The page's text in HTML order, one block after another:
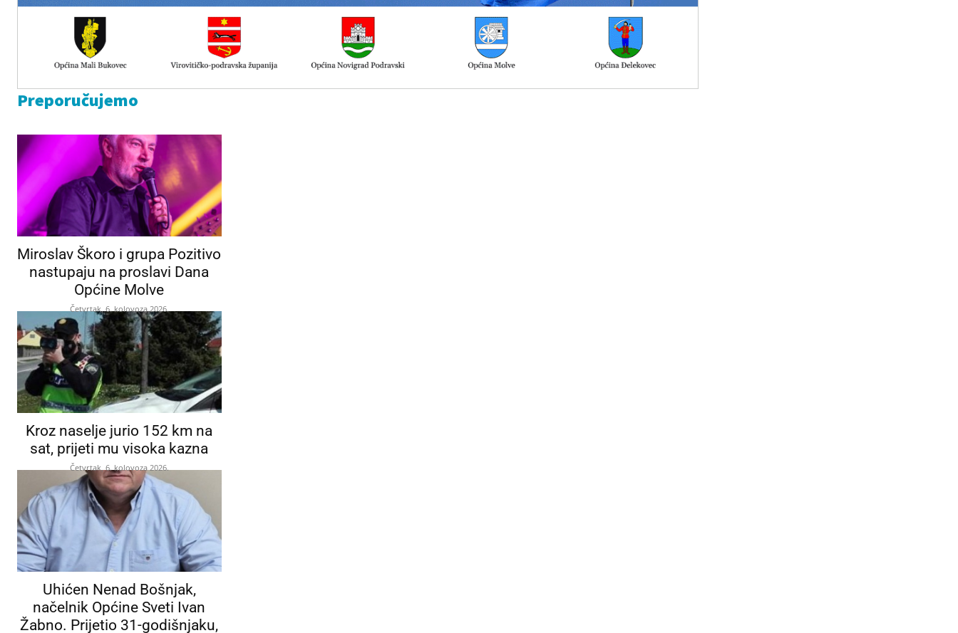
Preporučujemo
Miroslav Škoro i grupa Pozitivo
nastupaju na proslavi Dana
Općine Molve
Četvrtak, 6. kolovoza 2026.
Kroz naselje jurio 152 km na
sat, prijeti mu visoka kazna
Četvrtak, 6. kolovoza 2026.
Uhićen Nenad Bošnjak,
načelnik Općine Sveti Ivan
Žabno. Prijetio 31-godišnjaku,